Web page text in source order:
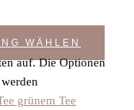
WÄHLEN
auf. Die Optionen